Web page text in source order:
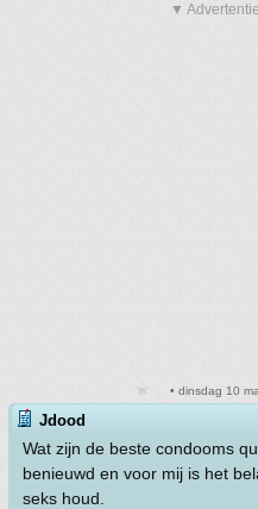
▼
• dinsdag 10
Jdood
Wat zijn de beste condooms
benieuwd en voor mij is het
seks houd.